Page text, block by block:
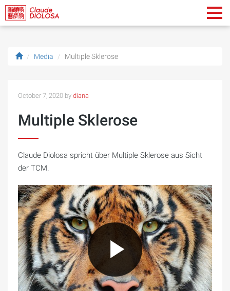
Media Multiple Sklerose
October 7, 2020 by diana
Multiple Sklerose
Claude Diolosa spricht über Multiple Sklerose aus Sicht
der TCM.